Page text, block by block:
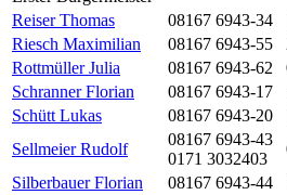
Reiser Thomas
08167 6943-34
Riesch Maximilian
08167 6943-55
Rottmüller Julia
08167 6943-62
Schranner Florian
08167 6943-17
Schütt Lukas
08167 6943-20
Sellmeier Rudolf
08167 6943-43
0171 3032403
Silberbauer Florian
08167 6943-44